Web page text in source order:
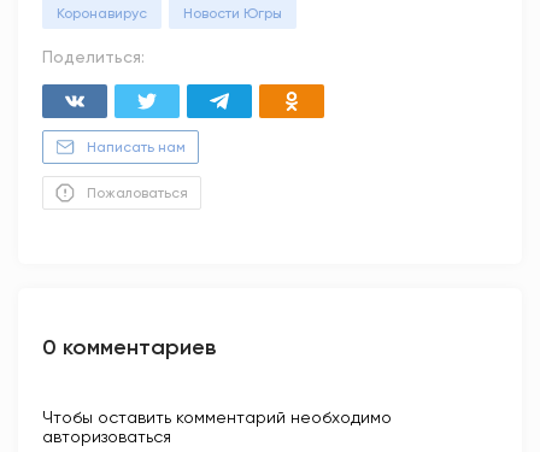
Коронавирус Новости Югры
Поделиться:
Написать нам
Пожаловаться
0 комментариев
Чтобы оставить комментарий необходимо
авторизоваться